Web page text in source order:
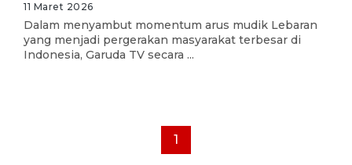
11 Maret 2026
Dalam menyambut momentum arus mudik Lebaran
yang menjadi pergerakan masyarakat terbesar di
Indonesia, Garuda TV secara ...
1